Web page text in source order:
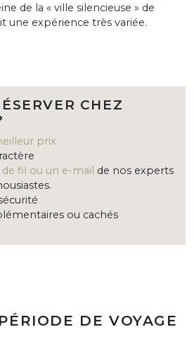
de la « ville silencieuse » de
une expérience très variée.
CHEZ
prix
fil ou un e-mail de nos experts
ou cachés
DE VOYAGE